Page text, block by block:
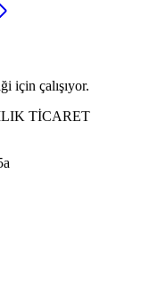
için çalışıyor.
TİCARET